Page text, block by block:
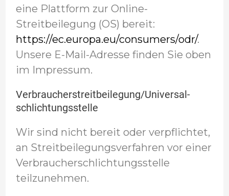
eine Plattform zur Online-
Streitbeilegung (OS) bereit:
https://ec.europa.eu/consumers/odr/.
Unsere E-Mail-Adresse finden Sie oben
im Impressum.
Verbraucher­streit­beilegung/Universal­
schlichtungs­stelle
Wir sind nicht bereit oder verpflichtet,
an Streitbeilegungsverfahren vor einer
Verbraucherschlichtungsstelle
teilzunehmen.